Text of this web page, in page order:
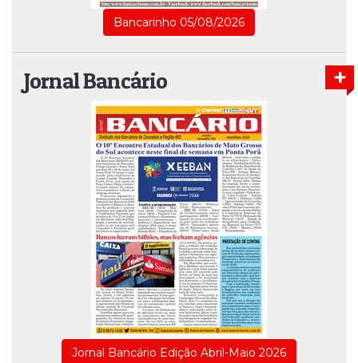
Bancarinho 05/08/2026
Jornal Bancário
Jornal Bancário Edição Abril-Maio 2026